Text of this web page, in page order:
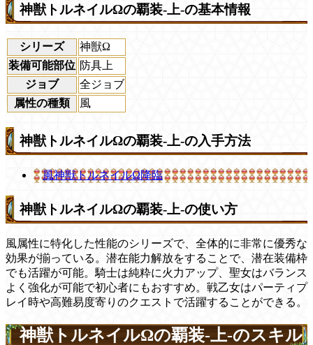
神獣トルネイルΩの覇装-上-の基本情報
シリーズ
神獣Ω
装備可能部位 防具上
ジョブ
全ジョブ
属性の種類
風
神獣トルネイルΩの覇装-上-の入手方法
風神獣トルネイルΩ降臨
神獣トルネイルΩの覇装-上-の使い方
風属性に特化した性能のシリーズで、全体的に非常に優秀な
効果が揃っている。潜在能力解放をすることで、潜在装備枠
でも活躍が可能。騎士は純粋に火力アップ、聖女はバランス
よく強化が可能で初心者にもおすすめ。戦乙女はパーティプ
レイ時や高難易度寄りのクエストで活躍することができる。
神獣トルネイルΩの覇装-上-のスキル